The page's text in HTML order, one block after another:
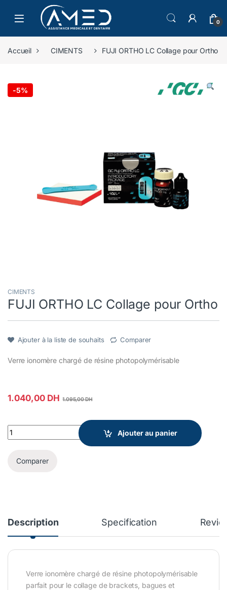
Skip to navigation
Skip to content
0
Accueil CIMENTS FUJI ORTHO LC Collage pour Ortho
-5%
CIMENTS
FUJI ORTHO LC Collage pour Ortho
Ajouter à la liste de souhaits Comparer
Verre ionomère chargé de résine photopolymérisable
1.040,00 DH 1.095,00DH
FUJI ORTHO LC Collage pour Ortho quantity
Ajouter au panier
Comparer
Description Specification
Verre ionomère chargé de résine photopolymérisable
parfait pour le collage de brackets, bagues et